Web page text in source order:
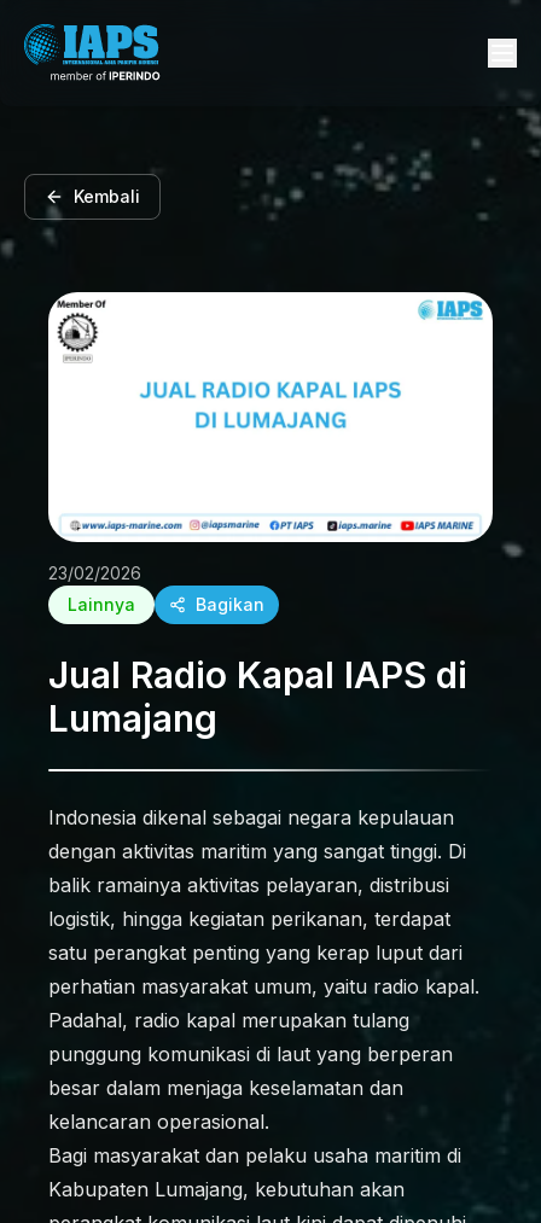
Kembali
23/02/2026
Lainnya
Bagikan
Jual Radio Kapal IAPS di
Lumajang
Indonesia dikenal sebagai negara kepulauan
dengan aktivitas maritim yang sangat tinggi. Di
balik ramainya aktivitas pelayaran, distribusi
logistik, hingga kegiatan perikanan, terdapat
satu perangkat penting yang kerap luput dari
perhatian masyarakat umum, yaitu radio kapal.
Padahal, radio kapal merupakan tulang
punggung komunikasi di laut yang berperan
besar dalam menjaga keselamatan dan
kelancaran operasional.
Bagi masyarakat dan pelaku usaha maritim di
Kabupaten Lumajang, kebutuhan akan